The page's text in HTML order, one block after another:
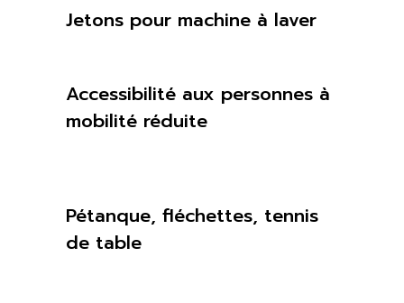
Jetons pour machine à laver
Accessibilité aux personnes à
mobilité réduite
Pétanque, fléchettes, tennis
de table